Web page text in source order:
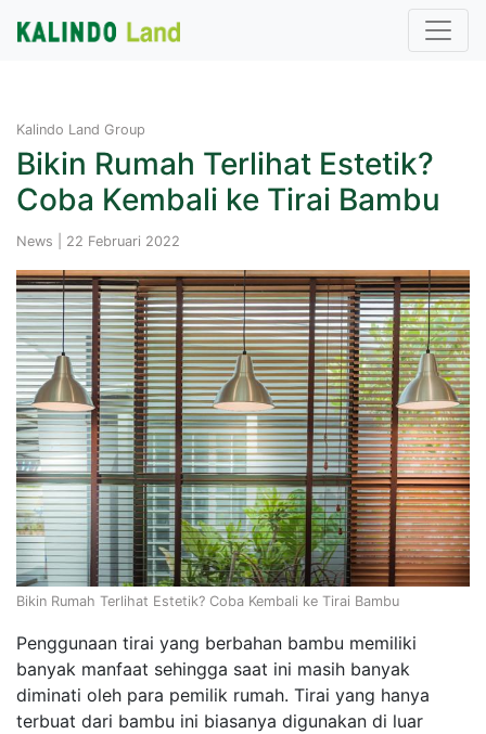
Kalindo Land Group
Bikin Rumah Terlihat Estetik?
Coba Kembali ke Tirai Bambu
News | 22 Februari 2022
Bikin Rumah Terlihat Estetik? Coba Kembali ke Tirai Bambu
Penggunaan tirai yang berbahan bambu memiliki
banyak manfaat sehingga saat ini masih banyak
diminati oleh para pemilik rumah. Tirai yang hanya
terbuat dari bambu ini biasanya digunakan di luar